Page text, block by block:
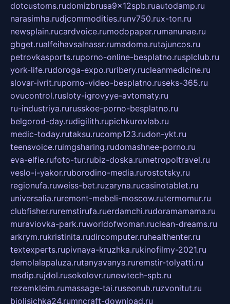
dotcustoms.rudomizbrusa9x12spb.ruautodamp.ru
narasimha.rudjcommodities.runv750.rux-ton.ru
newsplain.rucardvoice.rumodopaper.rumanunae.ru
gbget.rualfeihavsalnassr.rumadoma.rutajuncos.ru
petrovkasports.ruporno-online-besplatno.rusplclub.ru
york-life.rudoroga-expo.ruribery.rucleanmedicine.ru
slovar-ivrit.ruporno-video-besplatno.ruseks-365.ru
ovucontrol.rusloty-igrovyye-avtomaty.ru
ru-industriya.rurusskoe-porno-besplatno.ru
belgorod-day.rudigilith.rupichkurovlab.ru
medic-today.rutaksu.rucomp123.rudon-ykt.ru
teensvoice.ruimgsharing.rudomashnee-porno.ru
eva-elfie.rufoto-tur.rubiz-doska.rumetropoltravel.ru
veslo-i-yakor.ruborodino-media.rurostotsky.ru
regionufa.ruweiss-bet.ruzaryna.rucasinotablet.ru
universalia.ruremont-mebeli-moscow.rutermomur.ru
clubfisher.ruremstirufa.ruerdamchi.rudoramamama.ru
muraviovka-park.ruworldofwoman.ruclean-dreams.ru
arkrym.rukristinita.rudircomputer.ruhealthenter.ru
textexperts.rupivnaya-kruzhka.rukinofilmy-2021.ru
demolalapaluza.rutanyavanya.ruremstir-tolyatti.ru
msdip.rujdol.rusokolovr.runewtech-spb.ru
rezemkleim.rumassage-tai.ruseonub.ruzvonitut.ru
biolisichka24.rumncraft-download.ru